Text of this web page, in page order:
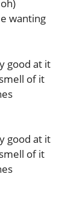
wanting
good at it
of it
good at it
of it